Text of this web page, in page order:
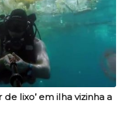
lixo’ em ilha vizinha a